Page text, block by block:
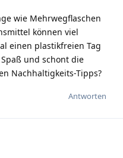
wie Mehrwegflaschen
können viel
einen plastikfreien Tag
und schont die
Nachhaltigkeits-Tipps?
Antworten